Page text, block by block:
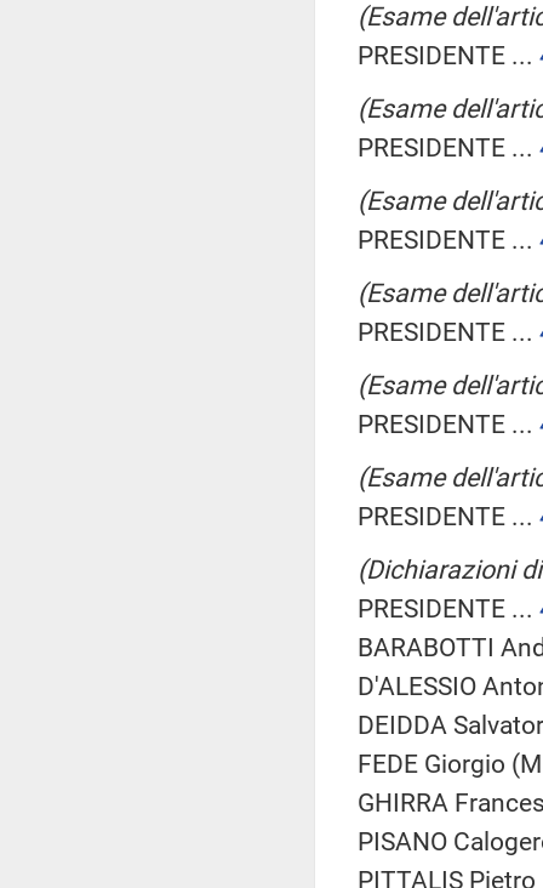
(Esame
PRESIDENTE ...
(Esame
PRESIDENTE ...
(Esame
PRESIDENTE ...
(Esame
PRESIDENTE ...
(Esame
PRESIDENTE ...
(Esame
PRESIDENTE ...
(Dichiarazioni
PRESIDENTE ...
BARABOTTI
D'ALESSIO
DEIDDA
FEDE Giorgio
GHIRRA
PISANO
PITTALIS